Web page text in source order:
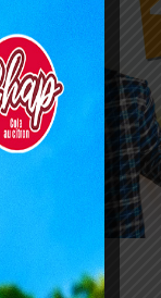
récents